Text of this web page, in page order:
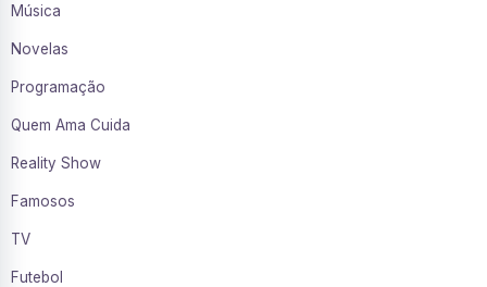
Música
Novelas
Programação
Quem Ama Cuida
Reality Show
Famosos
TV
Futebol